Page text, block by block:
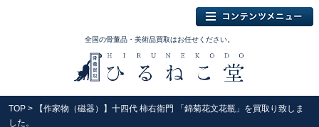
全国の骨董品・美術品買取はお任せください。
TOP > 【作家物（磁器）】十四代 柿右衛門 「錦菊花文花瓶」を買取り致しま
した。